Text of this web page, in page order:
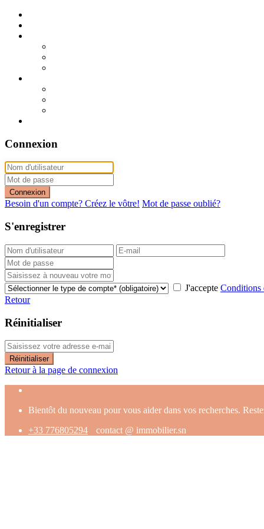
Connexion
Connexion
Besoin d'un compte? Créez le vôtre! Mot de passe oublié?
S'enregistrer
J'accepte Conditions
Retour
Réinitialiser
Réinitialiser
Retour à la page de connexion
Bientôt du nouveau pour vous aider dans vos recherches.
+33 776805294
contact @ immobilier.sn